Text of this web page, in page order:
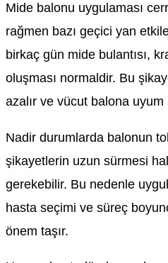
Mide balonu uygulaması
rağmen bazı geçici yan
birkaç gün mide bulantısı,
oluşması normaldir. Bu
azalır ve vücut balona uyum
Nadir durumlarda balonun
şikayetlerin uzun sürmesi
gerekebilir. Bu nedenle
hasta seçimi ve süreç
önem taşır.